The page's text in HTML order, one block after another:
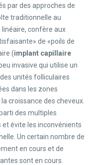
par des approches de
traditionnelle au
linéaire, confère aux
de «poils de
(implant capillaire
invasive qui utilise un
unités folliculaires
dans les zones
croissance des cheveux.
des multiples
évite les inconvénients
Un certain nombre de
en cours et de
sont en cours.